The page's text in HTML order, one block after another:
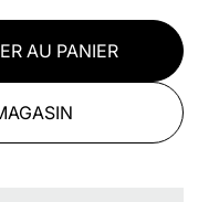
AU PANIER